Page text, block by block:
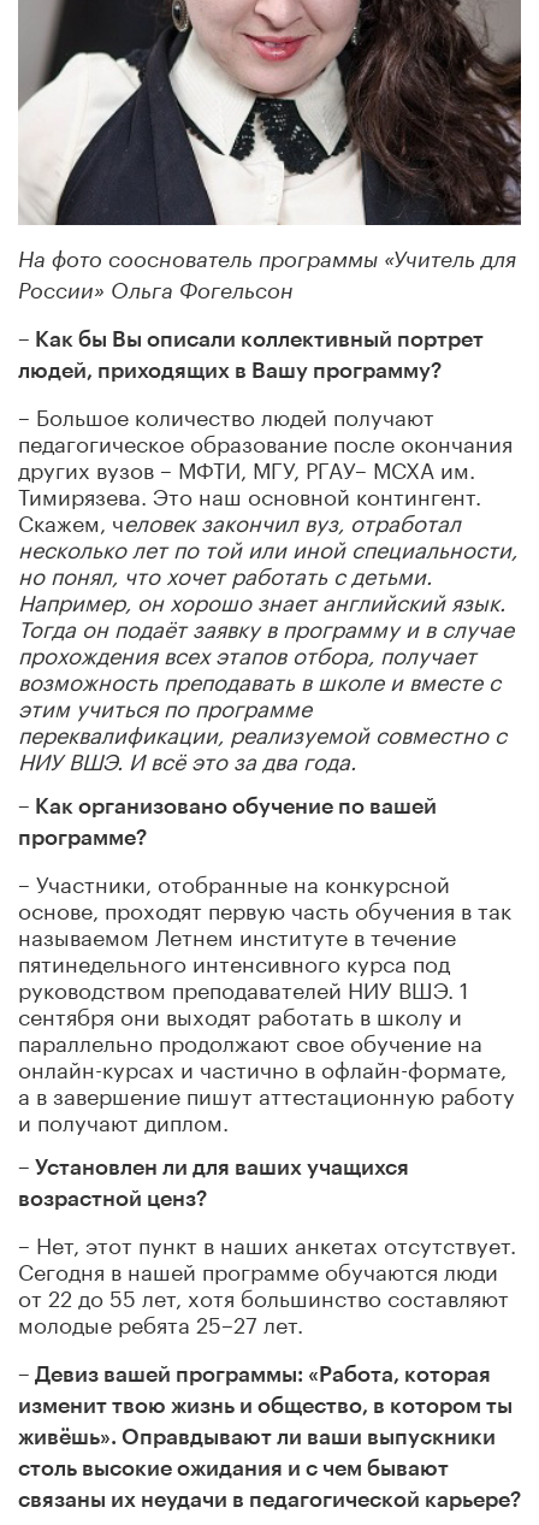
На фото сооснователь программы «Учитель для
России» Ольга Фогельсон
– Как бы Вы описали коллективный портрет
людей, приходящих в Вашу программу?
– Большое количество людей получают
педагогическое образование после окончания
других вузов – МФТИ, МГУ, РГАУ– МСХА им.
Тимирязева. Это наш основной контингент.
Скажем, человек закончил вуз, отработал
несколько лет по той или иной специальности,
но понял, что хочет работать с детьми.
Например, он хорошо знает английский язык.
Тогда он подаёт заявку в программу и в случае
прохождения всех этапов отбора, получает
возможность преподавать в школе и вместе с
этим учиться по программе
переквалификации, реализуемой совместно с
НИУ ВШЭ. И всё это за два года.
– Как организовано обучение по вашей
программе?
– Участники, отобранные на конкурсной
основе, проходят первую часть обучения в так
называемом Летнем институте в течение
пятинедельного интенсивного курса под
руководством преподавателей НИУ ВШЭ. 1
сентября они выходят работать в школу и
параллельно продолжают свое обучение на
онлайн-курсах и частично в офлайн-формате,
а в завершение пишут аттестационную работу
и получают диплом.
– Установлен ли для ваших учащихся
возрастной ценз?
– Нет, этот пункт в наших анкетах отсутствует.
Сегодня в нашей программе обучаются люди
от 22 до 55 лет, хотя большинство составляют
молодые ребята 25–27 лет.
– Девиз вашей программы: «Работа, которая
изменит твою жизнь и общество, в котором ты
живёшь». Оправдывают ли ваши выпускники
столь высокие ожидания и с чем бывают
связаны их неудачи в педагогической карьере?